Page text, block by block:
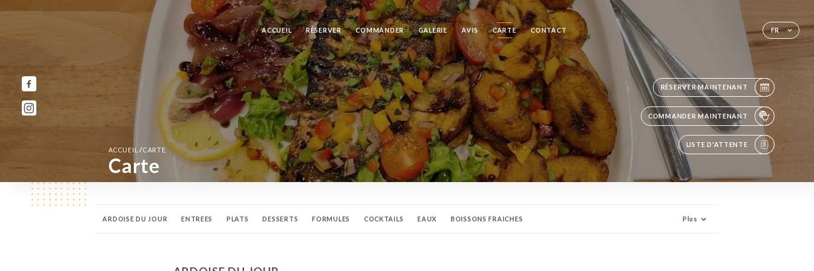
FR
ACCUEIL RÉSERVER COMMANDER GALERIE AVIS CARTE CONTACT
RÉSERVER MAINTENANT
COMMANDER MAINTENANT
LISTE D'ATTENTE
ACCUEIL/CARTE
Carte
ARDOISE DU JOUR ENTREES PLATS DESSERTS FORMULES COCKTAILS EAUX BOISSONS FRAICHES Plus